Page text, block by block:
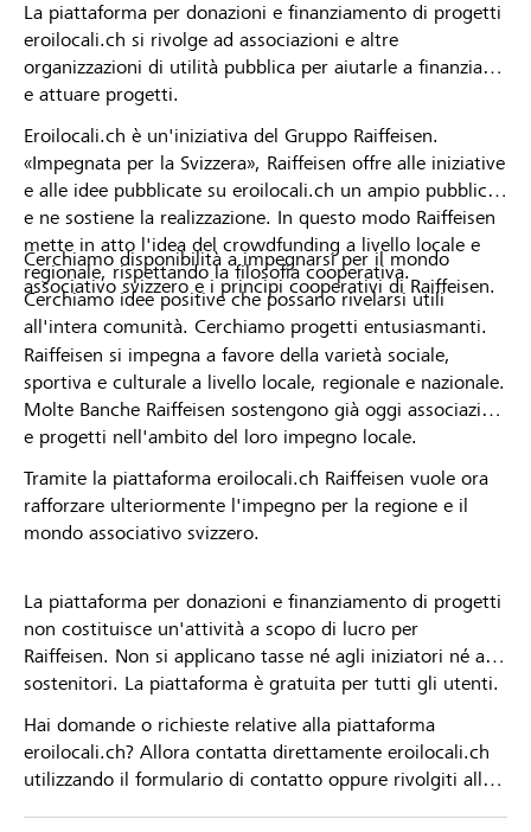
La piattaforma per donazioni e finanziamento di progetti
eroilocali.ch si rivolge ad associazioni e altre
organizzazioni di utilità pubblica per aiutarle a finanziare
e attuare progetti.
Eroilocali.ch è un'iniziativa del Gruppo Raiffeisen.
«Impegnata per la Svizzera», Raiffeisen offre alle iniziative
e alle idee pubblicate su eroilocali.ch un ampio pubblico
e ne sostiene la realizzazione. In questo modo Raiffeisen
mette in atto l'idea del crowdfunding a livello locale e
regionale, rispettando la filosofia cooperativa.
Cerchiamo idee positive che possano rivelarsi utili
all'intera comunità. Cerchiamo progetti entusiasmanti.
Cerchiamo disponibilità a impegnarsi per il mondo
associativo svizzero e i principi cooperativi di Raiffeisen.
Raiffeisen si impegna a favore della varietà sociale,
sportiva e culturale a livello locale, regionale e nazionale.
Molte Banche Raiffeisen sostengono già oggi associazioni
e progetti nell'ambito del loro impegno locale.
Tramite la piattaforma eroilocali.ch Raiffeisen vuole ora
rafforzare ulteriormente l'impegno per la regione e il
mondo associativo svizzero.
La piattaforma per donazioni e finanziamento di progetti
non costituisce un'attività a scopo di lucro per
Raiffeisen. Non si applicano tasse né agli iniziatori né ai
sostenitori. La piattaforma è gratuita per tutti gli utenti.
Hai domande o richieste relative alla piattaforma
eroilocali.ch? Allora contatta direttamente eroilocali.ch
utilizzando il formulario di contatto oppure rivolgiti alla